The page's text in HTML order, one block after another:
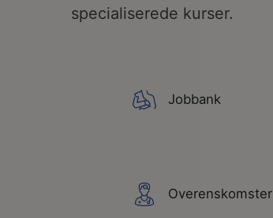
specialiserede kurser.
Jobbank
Overenskomster